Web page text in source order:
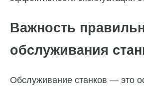
Важность
обслуживания
Обслуживание станков — это